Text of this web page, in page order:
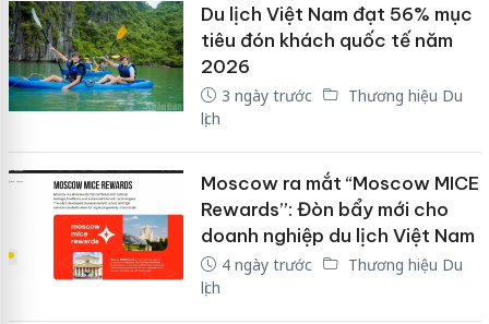
Du lịch Việt Nam đạt 56% mục
tiêu đón khách quốc tế năm
2026
3 ngày trước
Thương hiệu Du
lịch
Moscow ra mắt “Moscow MICE
Rewards”: Đòn bẩy mới cho
doanh nghiệp du lịch Việt Nam
4 ngày trước
Thương hiệu Du
lịch